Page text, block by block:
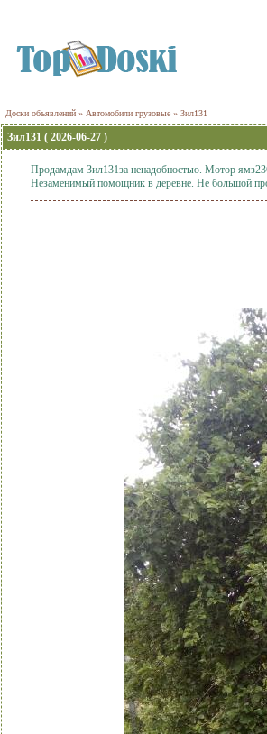
Доски объявлений » Автомобили грузовые » Зил131
Зил131 ( 2026-06-27 )
Продамдам Зил131за ненадобностью. Мотор
Незаменимый помощник в деревне. Не большой